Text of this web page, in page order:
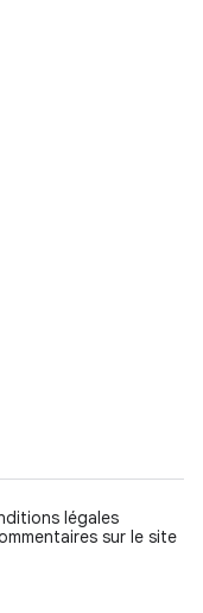
légales
sur le site